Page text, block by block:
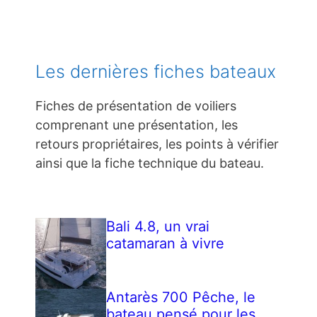
Les dernières fiches bateaux
Fiches de présentation de voiliers
comprenant une présentation, les
retours propriétaires, les points à vérifier
ainsi que la fiche technique du bateau.
Bali 4.8, un vrai
catamaran à vivre
Antarès 700 Pêche, le